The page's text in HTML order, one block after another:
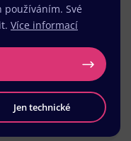
Své
Více informací
Jen technické